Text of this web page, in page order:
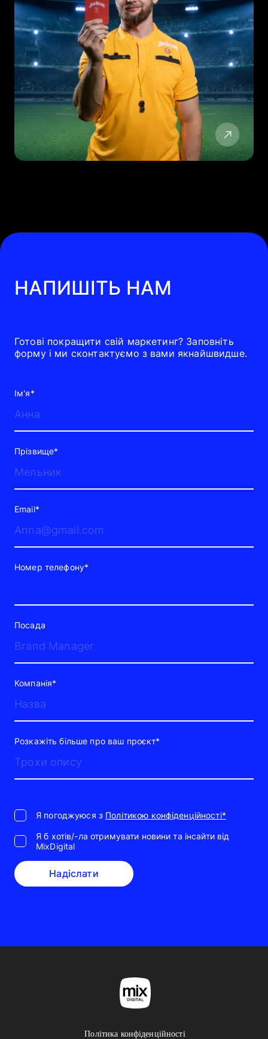
НАПИШІТЬ НАМ
Готові покращити свій маркетинг? Заповніть
форму і ми сконтактуємо з вами якнайшвидше.
Ім'я*
Прізвище*
Email*
Номер телефону*
Посада
Компанія*
Розкажіть більше про ваш проєкт*
Я погоджуюся з Політикою конфіденційності*
Я б хотів/-ла отримувати новини та інсайти від
MixDigital
Надіслати
Політика конфіденційності